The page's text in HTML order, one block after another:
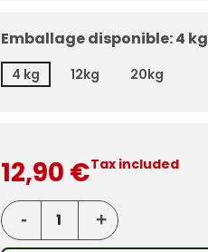
Emballage disponible: 4 kg
4 kg 12kg 20kg
12,90 €Tax included